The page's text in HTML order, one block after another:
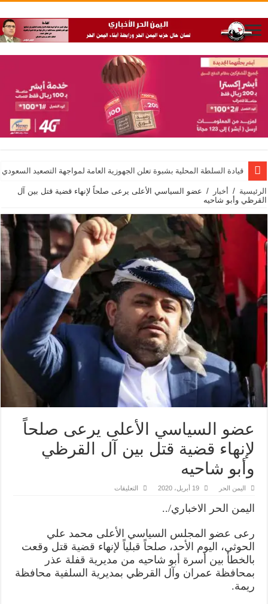
قيادة السلطة المحلية بشبوة تعلن الجهوزية العامة لمواجهة التصعيد السعودي
الرئيسية / أخبار / عضو السياسي الأعلى يرعى صلحاً لإنهاء قضية قتل بين آل
القرظي وأبو شاحيه
عضو السياسي الأعلى يرعى صلحاً
لإنهاء قضية قتل بين آل القرظي
وأبو شاحيه
اليمن الحر 19 أبريل، 2020 التعليقات
لإنهاء
قضية
قتل
بين
آل
القرظي
وأبو
اليمن الحر الاخباري/..
رعى عضو المجلس السياسي الأعلى محمد علي
الحوثي، اليوم الأحد، صلحاً قبلياً لإنهاء قضية قتل وقعت
بالخطأ بين أسرة أبو شاحيه من مديرية قفلة عذر
بمحافظة عمران وآل القرظي بمديرية السلفية محافظة
ريمة.